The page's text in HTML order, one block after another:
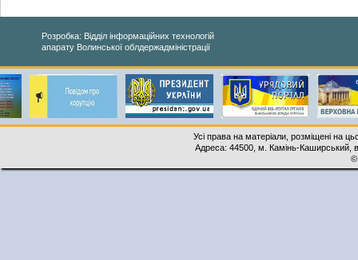
Розробка: Відділ інформаційних технологій
апарату Волинської облдержадміністрації
Усі права на матеріали, розміщені на
Адреса: 44500, м. Камінь-Каширський,
©